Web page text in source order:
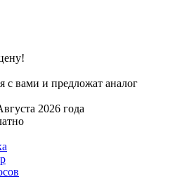
вами и предложат аналог
2026 года